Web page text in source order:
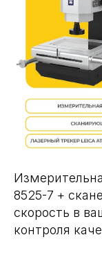
8525-7 +
скорость в
контроля